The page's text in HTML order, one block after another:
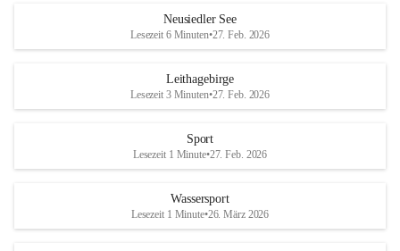
S
und den daraus folgenden wirtschaftlichen
Maßnahmen zur Bekämpfung
Rebe und der Amerikanischen
Anhang VBl. EU Nr. 18
1 Seite•1,4 MB
r
S
Neusiedler See
Lesezeit 6 Minuten•27. Feb. 2026
Leithagebirge
Lesezeit 3 Minuten•27. Feb. 2026
Sport
Lesezeit 1 Minute•27. Feb. 2026
Wassersport
Lesezeit 1 Minute•26. März 2026